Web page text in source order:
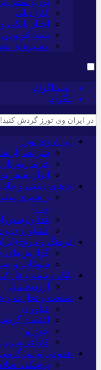
کارا دیلی
اخبار بانکی
بلیط اتوبوس
مسیرهای
اینستاگرام
تلگرام
ایران وی تورز
شرایط
خرید
ایران سفر
جاهای دیدنی و
راهنمای
و…)
غذا و
کشاورزی و
فرهنگ و تاریخ
گزارش‌های
سوغات و
بانک و بیمه و
ارزدیجیتال
صنعت و تجارت و
فناوری
اقتصاد
خودرو
کارآفرینی و
عمومی و سرگرمی
پزشکی،